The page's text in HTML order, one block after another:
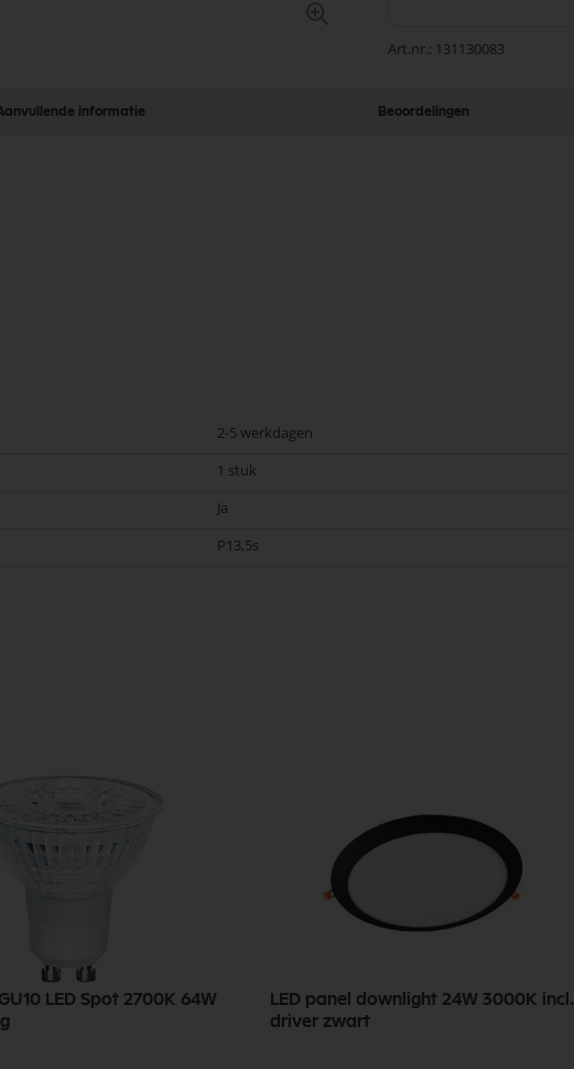
Art.nr. 131130083
informatie Beoordelingen
2-5 werkdagen
1 stuk
Ja
P13,5s
LED Spot 2700K 64W
LED panel downlight 24W 3000K incl.
driver zwart